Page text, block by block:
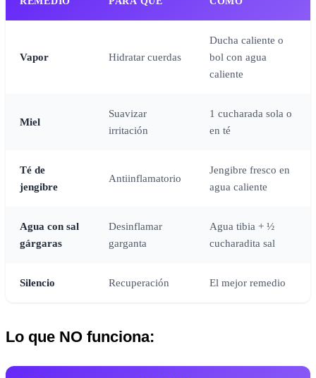
Vapor Hidratar cuerdas
Ducha caliente o
bol con agua
caliente
Miel
Suavizar
irritación
1 cucharada sola o
en té
Té de
jengibre
Antiinflamatorio
Jengibre fresco en
agua caliente
Agua con sal
gárgaras
Desinflamar
garganta
Agua tibia + ½
cucharadita sal
Silencio Recuperación El mejor remedio
Lo que NO funciona: